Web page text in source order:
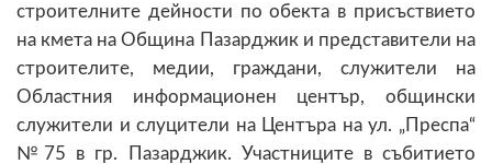
строителните дейности по обекта в присъствието
на кмета на Община Пазарджик и представители на
строителите, медии, граждани, служители на
Областния информационен център, общински
служители и слуцители на Центъра на ул. „Преспа“
№75 в гр. Пазарджик. Участниците в събитието